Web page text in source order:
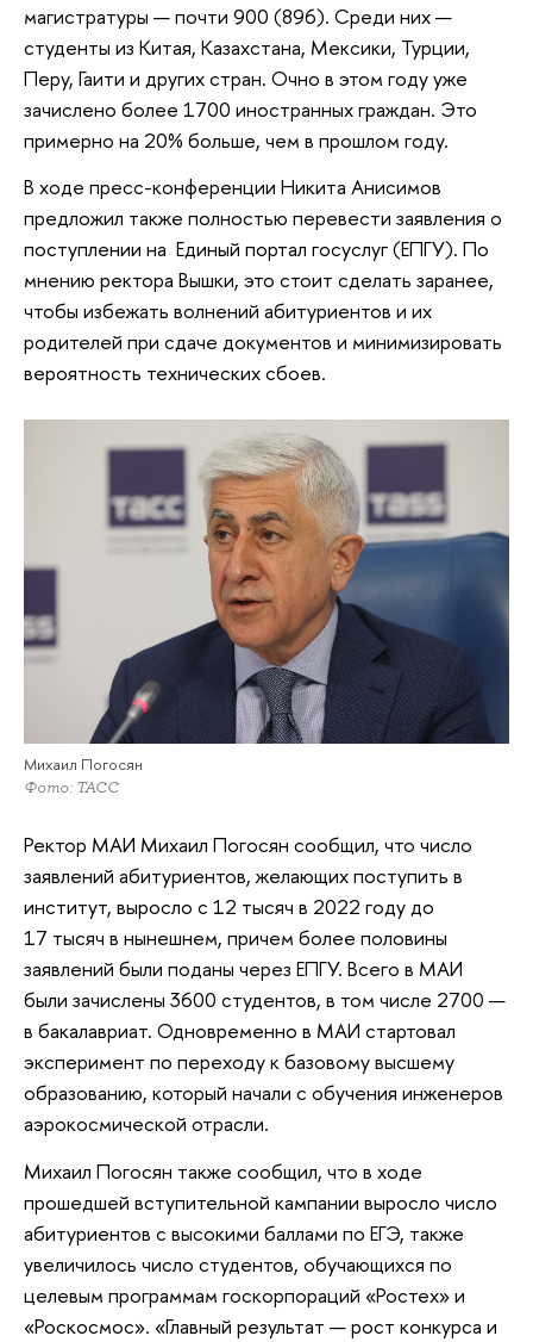
магистратуры — почти 900 (896). Среди них —
студенты из Китая, Казахстана, Мексики, Турции,
Перу, Гаити и других стран. Очно в этом году уже
зачислено более 1700 иностранных граждан. Это
примерно на 20% больше, чем в прошлом году.
В ходе пресс-конференции Никита Анисимов
предложил также полностью перевести заявления о
поступлении на Единый портал госуслуг (ЕПГУ). По
мнению ректора Вышки, это стоит сделать заранее,
чтобы избежать волнений абитуриентов и их
родителей при сдаче документов и минимизировать
вероятность технических сбоев.
Михаил Погосян
Фото: ТАСС
Ректор МАИ Михаил Погосян сообщил, что число
заявлений абитуриентов, желающих поступить в
институт, выросло с 12 тысяч в 2022 году до
17 тысяч в нынешнем, причем более половины
заявлений были поданы через ЕПГУ. Всего в МАИ
были зачислены 3600 студентов, в том числе 2700 —
в бакалавриат. Одновременно в МАИ стартовал
эксперимент по переходу к базовому высшему
образованию, который начали с обучения инженеров
аэрокосмической отрасли.
Михаил Погосян также сообщил, что в ходе
прошедшей вступительной кампании выросло число
абитуриентов с высокими баллами по ЕГЭ, также
увеличилось число студентов, обучающихся по
целевым программам госкорпораций «Ростех» и
«Роскосмос». «Главный результат — рост конкурса и